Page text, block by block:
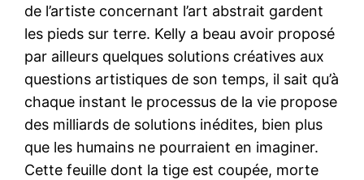
de l’artiste concernant l’art abstrait gardent
les pieds sur terre. Kelly a beau avoir proposé
par ailleurs quelques solutions créatives aux
questions artistiques de son temps, il sait qu’à
chaque instant le processus de la vie propose
des milliards de solutions inédites, bien plus
que les humains ne pourraient en imaginer.
Cette feuille dont la tige est coupée, morte